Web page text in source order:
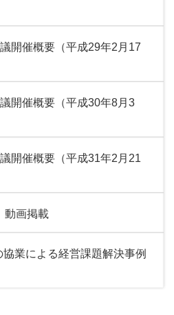
開催概要（平成29年2月17
開催概要（平成30年8月3
開催概要（平成31年2月21
画掲載
業による経営課題解決事例